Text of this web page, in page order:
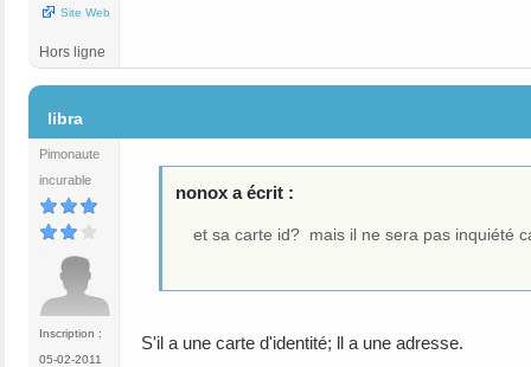
Site Web
Hors ligne
libra
Pimonaute
incurable
Inscription :
05-02-2011
nonox a écrit :
et sa carte id? mais il ne sera pas inquiété
S'il a une carte d'identité; ll a une adresse.